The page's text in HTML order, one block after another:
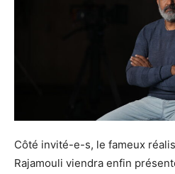
Côté invité-e-s, le fameux
Rajamouli viendra enfin